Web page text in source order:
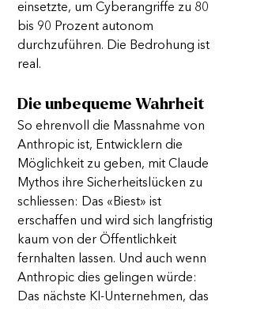
einsetzte, um Cyberangriffe zu 80
bis 90 Prozent autonom
durchzuführen. Die Bedrohung ist
real.
Die unbequeme Wahrheit
So ehrenvoll die Massnahme von
Anthropic ist, Entwicklern die
Möglichkeit zu geben, mit Claude
Mythos ihre Sicherheitslücken zu
schliessen: Das «Biest» ist
erschaffen und wird sich langfristig
kaum von der Öffentlichkeit
fernhalten lassen. Und auch wenn
Anthropic dies gelingen würde:
Das nächste KI-Unternehmen, das